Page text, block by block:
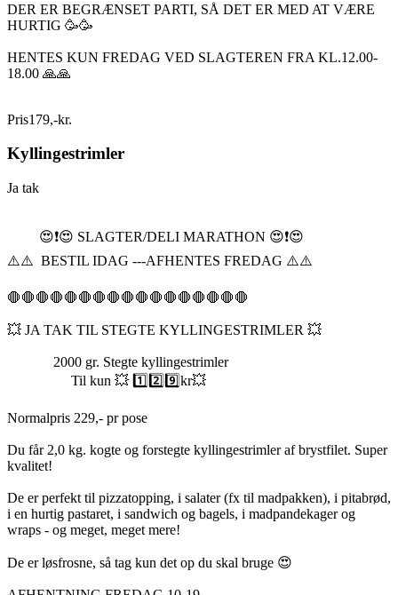
DER ER BEGRÆNSET PARTI, SÅ DET ER MED AT VÆRE
HURTIG 🥳🥳
HENTES KUN FREDAG VED SLAGTEREN FRA KL.12.00-
18.00 🙏🙏
Pris179,-kr.
Kyllingestrimler
Ja tak
😍❗️😍 SLAGTER/DELI MARATHON 😍❗️😍
⚠️⚠️ BESTIL IDAG ---AFHENTES FREDAG ⚠️⚠️
🛑🛑🛑🛑🛑🛑🛑🛑🛑🛑🛑🛑🛑🛑🛑🛑🛑
💥 JA TAK TIL STEGTE KYLLINGESTRIMLER 💥
2000 gr. Stegte kyllingestrimler
Til kun 💥 1️⃣2️⃣9️⃣kr💥
Normalpris 229,- pr pose
Du får 2,0 kg. kogte og forstegte kyllingestrimler af brystfilet. Super
kvalitet!
De er perfekt til pizzatopping, i salater (fx til madpakken), i pitabrød,
i en hurtig pastaret, i sandwich og bagels, i madpandekager og
wraps - og meget, meget mere!
De er løsfrosne, så tag kun det op du skal bruge 😍